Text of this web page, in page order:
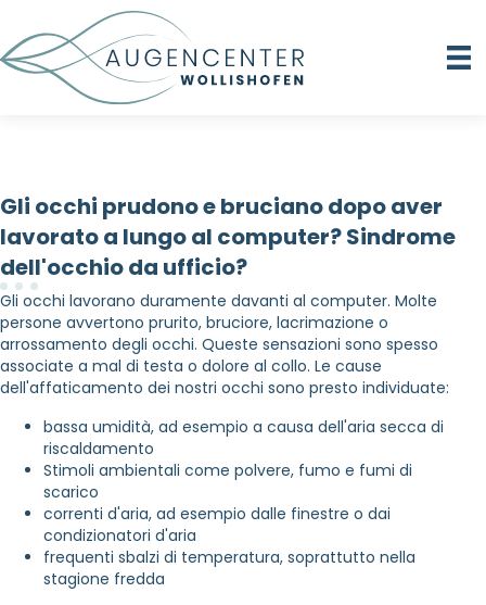
Gli occhi prudono e bruciano dopo aver
lavorato a lungo al computer? Sindrome
dell'occhio da ufficio?
Gli occhi lavorano duramente davanti al computer. Molte
persone avvertono prurito, bruciore, lacrimazione o
arrossamento degli occhi. Queste sensazioni sono spesso
associate a mal di testa o dolore al collo. Le cause
dell'affaticamento dei nostri occhi sono presto individuate:
bassa umidità, ad esempio a causa dell'aria secca di
riscaldamento
Stimoli ambientali come polvere, fumo e fumi di
scarico
correnti d'aria, ad esempio dalle finestre o dai
condizionatori d'aria
frequenti sbalzi di temperatura, soprattutto nella
stagione fredda